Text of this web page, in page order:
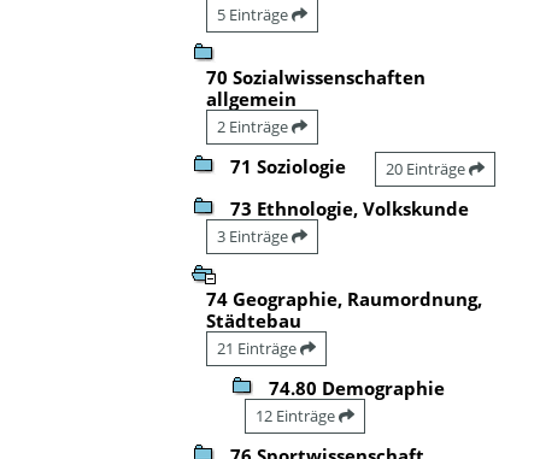
5 Einträge
70 Sozialwissenschaften
allgemein
2 Einträge
71 Soziologie 20 Einträge
73 Ethnologie, Volkskunde
3 Einträge
74 Geographie, Raumordnung,
Städtebau
21 Einträge
74.80 Demographie
12 Einträge